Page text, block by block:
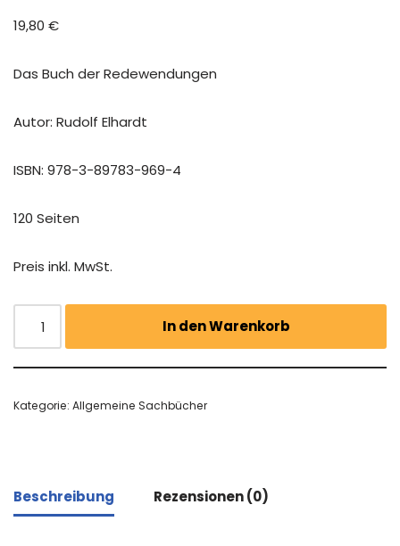
19,80 €
Das Buch der Redewendungen
Autor: Rudolf Elhardt
ISBN: 978-3-89783-969-4
120 Seiten
Preis inkl. MwSt.
In den Warenkorb
Kategorie: Allgemeine Sachbücher
Beschreibung Rezensionen (0)